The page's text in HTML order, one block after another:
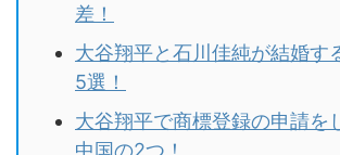
差！
大谷翔平と石川佳純が結婚す
5選！
大谷翔平で商標登録の申請を
中国の2つ！